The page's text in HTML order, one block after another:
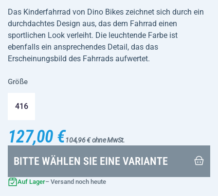
Das Kinderfahrrad von Dino Bikes zeichnet sich durch ein
durchdachtes Design aus, das dem Fahrrad einen
sportlichen Look verleiht. Die leuchtende Farbe ist
ebenfalls ein ansprechendes Detail, das das
Erscheinungsbild des Fahrrads aufwertet.
Größe
416
127,00 €104,96 € ohne MwSt.
BITTE WÄHLEN SIE EINE VARIANTE
Auf Lager– Versand noch heute